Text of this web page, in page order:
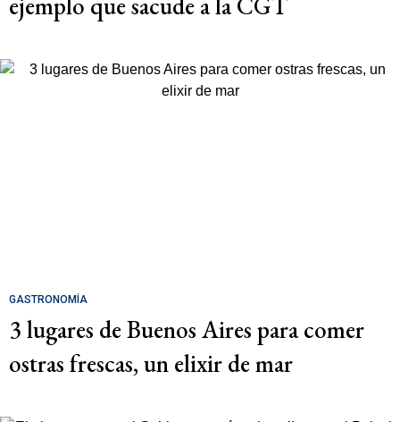
GASTRONOMÍA
3 lugares de Buenos Aires para comer
ostras frescas, un elixir de mar